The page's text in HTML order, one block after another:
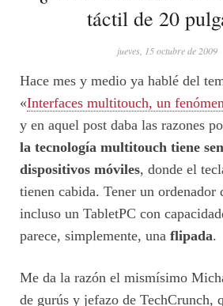
táctil de 20
jueves, 15 octubre de 2009
Hace mes y medio ya hablé del
«Interfaces multitouch, un
y en aquel post daba las razones
la tecnología multitouch tiene
dispositivos móviles, donde el
tienen cabida. Tener un ordenador
incluso un TabletPC con
parece, simplemente, una flipada.
Me da la razón el mismísimo
de gurús y jefazo de TechCrunch,